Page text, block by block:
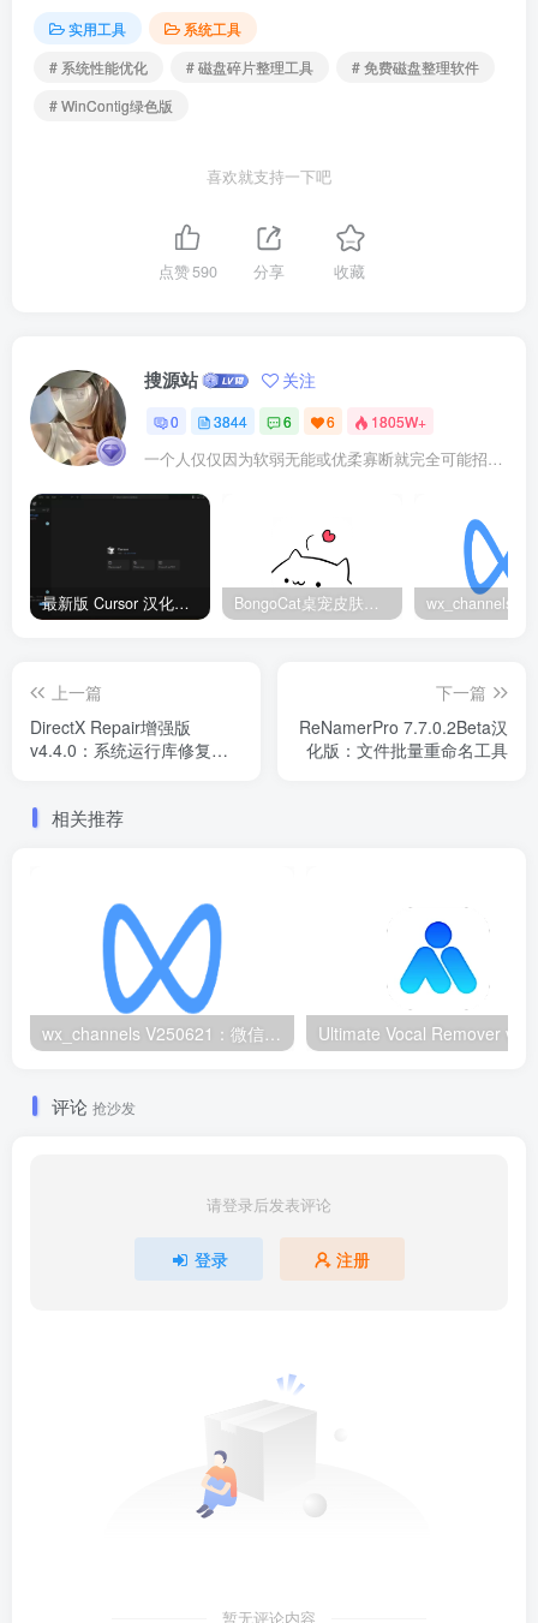
实用工具
系统工具
# 系统性能优化
# 磁盘碎片整理工具
# 免费磁盘整理软件
# WinContig绿色版
喜欢就支持一下吧
点赞590 分享 收藏
搜源站 关注
0 3844 6 6 1805W+
一个人仅仅因为软弱无能或优柔寡断就完全可能招致痛苦
最新版 Cursor 汉化设置中文教程（两种简单方法，附中文语言包下载） BongoCat桌宠皮肤包大全：20款主题皮肤免费下载
上一篇
DirectX Repair增强版
v4.4.0：系统运行库修复工
下一篇
ReNamerPro 7.7.0.2Beta汉
化版：文件批量重命名工具
相关推荐
评论 抢沙发
请登录后发表评论
登录 注册
暂无评论内容